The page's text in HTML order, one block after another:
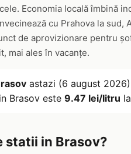
Economia locală
cu Prahova la
de aprovizionare pentru
mai ales în vacanțe.
astazi (6 august
Brasov este 9.47 lei/litru
statii in Brasov?